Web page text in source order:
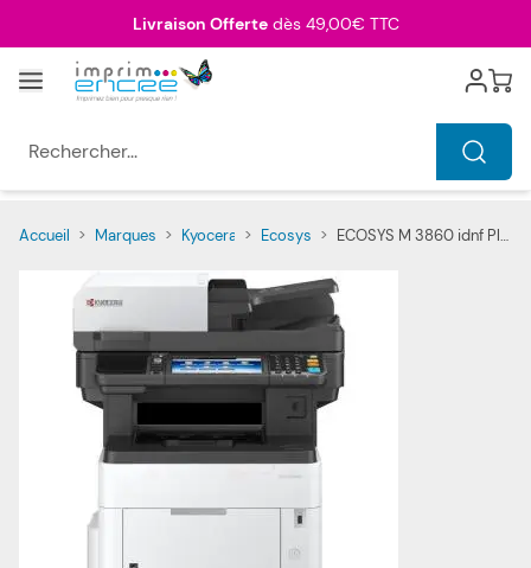
Livraison Offertedès 49,00€ TTC
Menu Cart
Accueil > Marques > Kyocera > Ecosys > ECOSYS M 3860 idnf Plus